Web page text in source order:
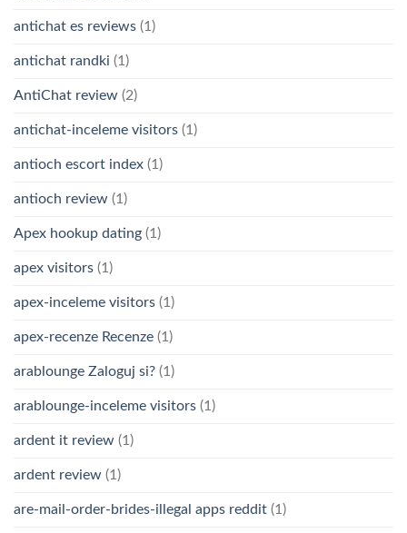
antichat es reviews (1)
antichat randki (1)
AntiChat review (2)
antichat-inceleme visitors (1)
antioch escort index (1)
antioch review (1)
Apex hookup dating (1)
apex visitors (1)
apex-inceleme visitors (1)
apex-recenze Recenze (1)
arablounge Zaloguj si? (1)
arablounge-inceleme visitors (1)
ardent it review (1)
ardent review (1)
are-mail-order-brides-illegal apps reddit (1)